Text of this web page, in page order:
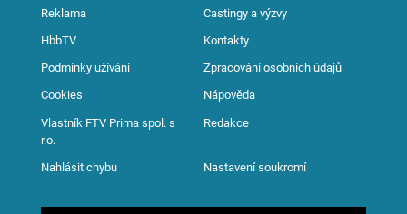
Reklama Castingy a výzvy
HbbTV Kontakty
Podmínky užívání Zpracování osobních údajů
Cookies Nápověda
Vlastník FTV Prima spol. s
r.o.
Redakce
Nahlásit chybu Nastavení soukromí